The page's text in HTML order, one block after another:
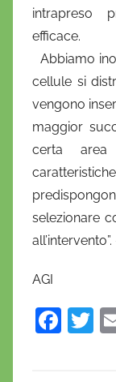
intrapreso
efficace.
Abbiamo
cellule si
vengono
maggior
certa
selezionare
all’intervento”.
AGI
F
T